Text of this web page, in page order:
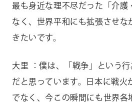
最も身近な理不尽だった「介護
なく、世界平和にも拡張させな
きたいです。
大里 ：僕は、「戦争」という
だと思っています。日本に戦火
でなく、今この瞬間にも世界各